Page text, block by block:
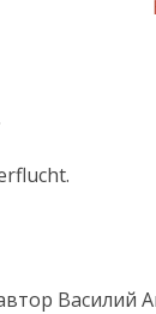
Василий